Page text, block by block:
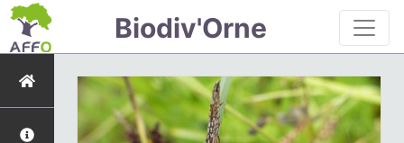
Biodiv'Orne